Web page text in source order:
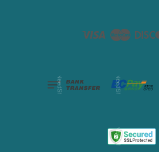
Visa Master